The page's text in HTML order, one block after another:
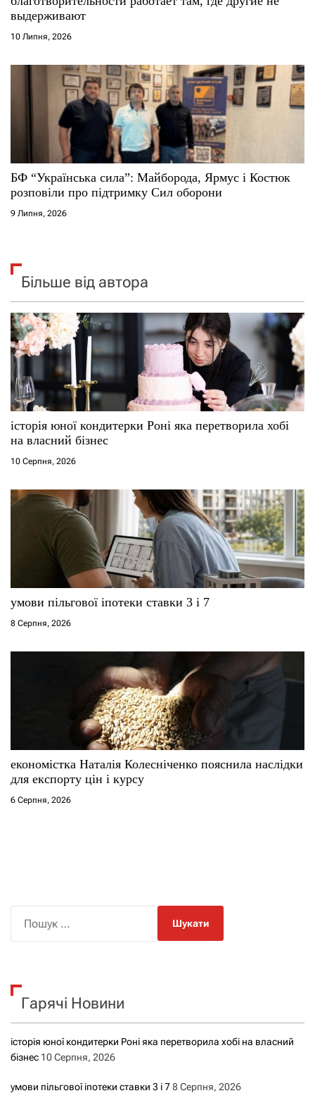
выдерживают
10 Липня, 2026
БФ “Українська сила”: Майборода, Ярмус і Костюк
розповіли про підтримку Сил оборони
9 Липня, 2026
Більше від автора
історія юної кондитерки Роні яка перетворила хобі
на власний бізнес
10 Серпня, 2026
умови пільгової іпотеки ставки 3 і 7
8 Серпня, 2026
економістка Наталія Колесніченко пояснила наслідки
для експорту цін і курсу
6 Серпня, 2026
к
Гарячі Новини
історія юної кондитерки Роні яка перетворила хобі на власний
бізнес 10 Серпня, 2026
умови пільгової іпотеки ставки 3 і 78 Серпня, 2026